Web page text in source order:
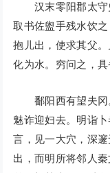
汉末零阳郡太守
取书佐盥手残水饮
抱儿出，使求其父
化为水。穷问之，具
鄱阳西有望夫冈
魅诈迎妇去。明诣
言，见一大穴，深
出，而明所将邻人